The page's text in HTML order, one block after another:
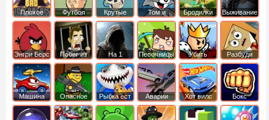
Плохое
мороженое
Футбол
головами
Крутые
Том и
джерри
Бродилки
Приключения
Выживание
Энгри Берс
Побег из
тюрьмы
На 1 Песочницы
Убить
короля
Разбуди
коробку
Машина
ест
машину
Опасное
оружие
Рыбка ест
рыбку
Аварии
машин
Хот вилс Бокс